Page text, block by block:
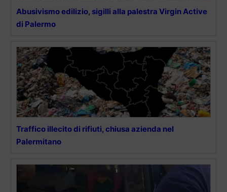
Abusivismo edilizio, sigilli alla palestra Virgin Active
di Palermo
Traffico illecito di rifiuti, chiusa azienda nel
Palermitano